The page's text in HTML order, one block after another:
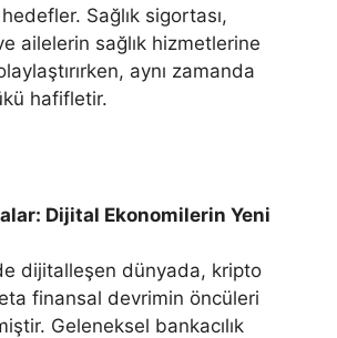
Sağlık sigortası,
ailelerin sağlık hizmetlerine
aynı zamanda
hafifletir.
Dijital Ekonomilerin Yeni
dijitalleşen dünyada, kripto
finansal devrimin öncüleri
Geleneksel bankacılık